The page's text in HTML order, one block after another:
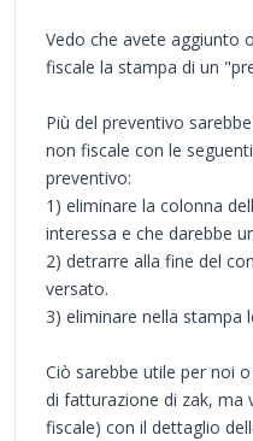
Vedo che avete aggiunto
fiscale la stampa di un
Più del preventivo
non fiscale con le
preventivo:
1) eliminare la colonna
interessa e che darebbe
2) detrarre alla fine del
versato.
3) eliminare nella stampa
Ciò sarebbe utile per noi
di fatturazione di zak, ma
fiscale) con il dettaglio